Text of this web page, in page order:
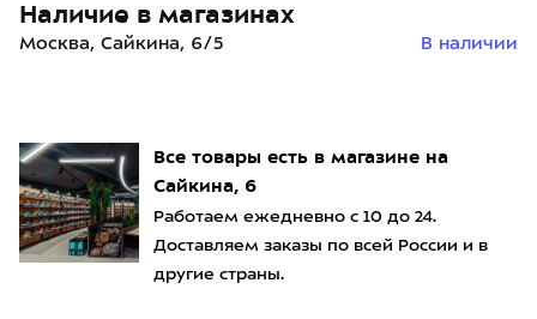
Все товары есть в магазине на
Сайкина, 6
Работаем ежедневно с 10 до 24.
Доставляем заказы по всей России и в
другие страны.
Наличие в магазинах
Москва, Сайкина, 6/5 В наличии